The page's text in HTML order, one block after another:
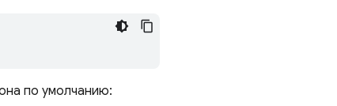
по умолчанию: